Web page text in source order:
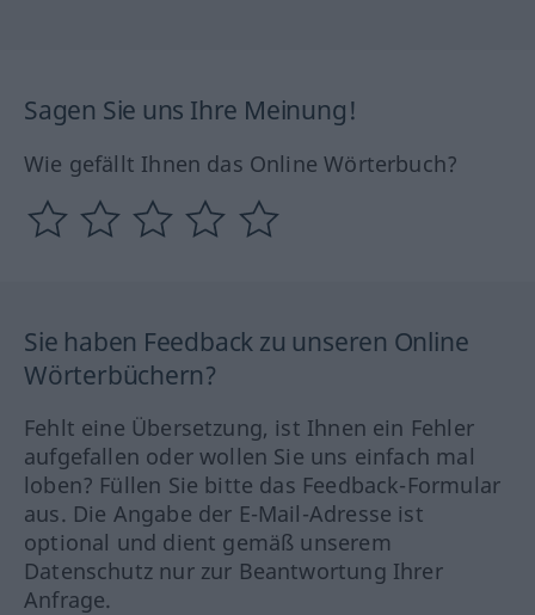
Sagen Sie uns Ihre Meinung!
Wie gefällt Ihnen das Online Wörterbuch?
Sie haben Feedback zu unseren Online
Wörterbüchern?
Fehlt eine Übersetzung, ist Ihnen ein Fehler
aufgefallen oder wollen Sie uns einfach mal
loben? Füllen Sie bitte das Feedback-Formular
aus. Die Angabe der E-Mail-Adresse ist
optional und dient gemäß unserem
Datenschutz nur zur Beantwortung Ihrer
Anfrage.